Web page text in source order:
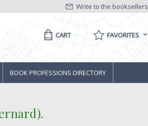
Write to the booksellers
CART FAVORITES
BOOK PROFESSIONS DIRECTORY